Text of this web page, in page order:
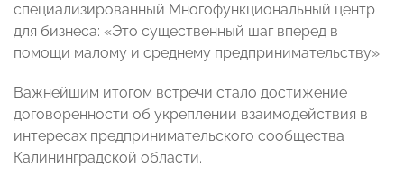
специализированный Многофункциональный центр
для бизнеса: «Это существенный шаг вперед в
помощи малому и среднему предпринимательству».
Важнейшим итогом встречи стало достижение
договоренности об укреплении взаимодействия в
интересах предпринимательского сообщества
Калининградской области.